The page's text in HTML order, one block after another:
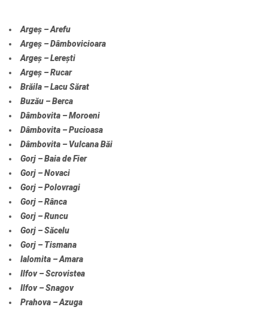
Argeș – Arefu
Argeș – Dâmbovicioara
Argeș – Lerești
Argeș – Rucar
Brăila – Lacu Sărat
Buzău – Berca
Dâmbovita – Moroeni
Dâmbovita – Pucioasa
Dâmbovita – Vulcana Băi
Gorj – Baia de Fier
Gorj – Novaci
Gorj – Polovragi
Gorj – Rânca
Gorj – Runcu
Gorj – Săcelu
Gorj – Tismana
Ialomita – Amara
Ilfov – Scrovistea
Ilfov – Snagov
Prahova – Azuga